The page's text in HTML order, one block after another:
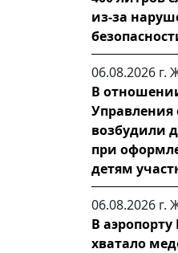
из-за
06.08.2026 г.
В
Управления
возбудили
при
детям
06.08.2026 г.
В
хватало